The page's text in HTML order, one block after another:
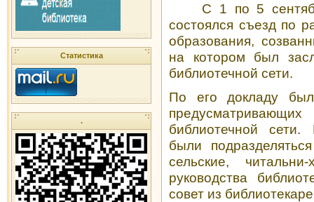
Статистика
.
С 1 по 5
состоялся съезд по
образования,
на котором был
библиотечной сети.
По его докладу
библиотечной сети.
были
сельские,
руководства
совет из